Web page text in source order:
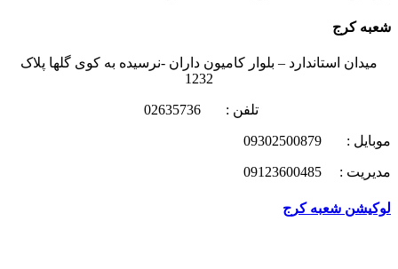
شعبه کرج
میدان استاندارد – بلوار کامیون داران -نرسیده به کوی گلها پلاک
1232
تلفن : 02635736
موبایل : 09302500879
مدیریت : 09123600485
لوکیشن شعبه کرج